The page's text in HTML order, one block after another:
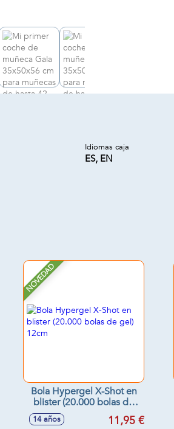
Idiomas caja
ES, EN
NOVEDAD
Bola Hypergel X-Shot en
blister (20.000 bolas de
gel) 12cm
14 años 11,95 €